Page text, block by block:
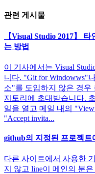
관련 게시물
【Visual Studio 2017】
는 방법
이 기사에서는 Visual
니다. "Git for Windowws"
소"를 도입하지 않은 경우
지토리에 초대받습니다.
일을 열고 메일 내의
"Accept invita...
github의 지정된 프로젝트
다른 사이트에서 사용한
지 않고 line이 메인의 분